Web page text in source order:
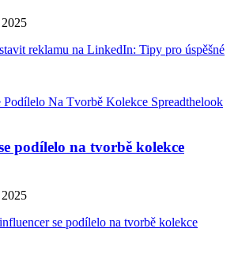
reklamu na LinkedIn: Tipy pro úspěšné
podílelo na tvorbě kolekce
se podílelo na tvorbě kolekce